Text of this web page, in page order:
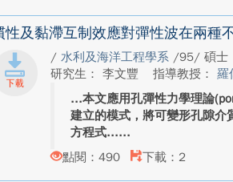
性及黏滯互制效應對彈性波在兩種
/水利及海洋工程學系 /95/ 碩士
研究生： 李文豐
指導教授：羅
本文應用孔彈性力學理論
建立的模式，將可變形孔隙介
方程式...
點閱：490
下載：2